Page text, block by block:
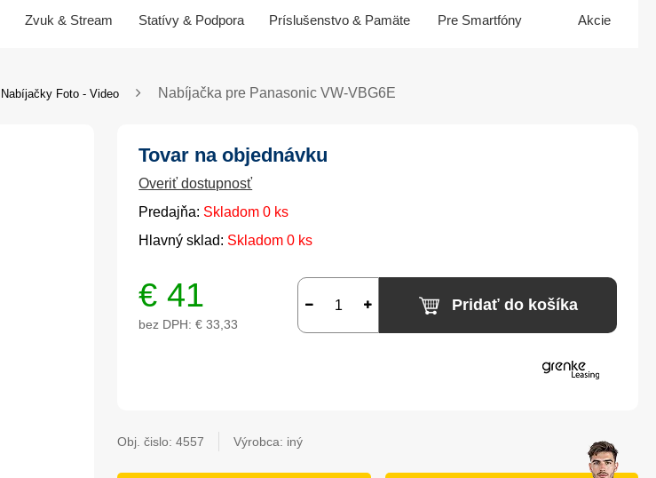
Zvuk & Stream Statívy & Podpora Príslušenstvo & Pamäte Pre Smartfóny Akcie
Nabíjačky Foto - Video Nabíjačka pre Panasonic VW-VBG6E
Tovar na objednávku
Overiť dostupnosť
Predajňa: Skladom 0 ks
Hlavný sklad: Skladom 0 ks
€ 41
bez DPH: € 33,33
Pridať do košíka
Obj. čislo:4557 Výrobca: iný